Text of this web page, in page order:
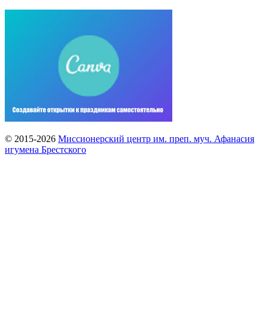
© 2015-2026 Миссионерский центр им. преп. муч. Афанасия
игумена Брестского